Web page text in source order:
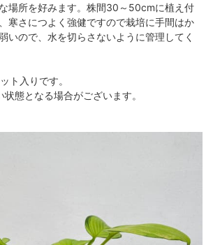
場所を好みます。株間30～50cmに植え付
寒さにつよく強健ですので栽培に手間はか
いので、水を切らさないように管理してく
ト入りです。
態となる場合がございます。